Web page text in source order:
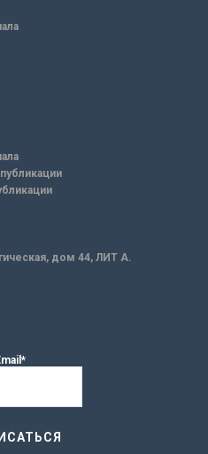
дом 44, ЛИТ А.